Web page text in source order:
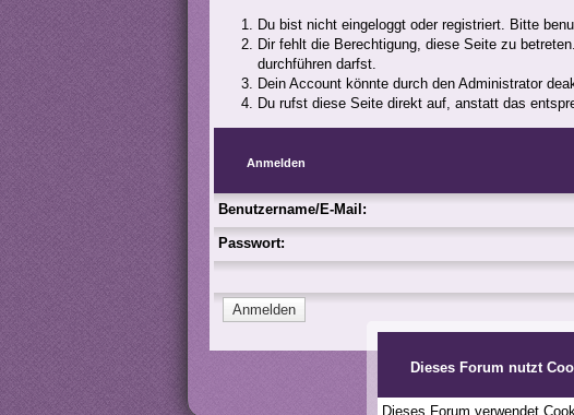
Dieses Forum nutzt
Dieses Forum verwendet
Du bist nicht eingeloggt oder registriert. Bitte
Dir fehlt die Berechtigung, diese Seite zu
durchführen darfst.
Dein Account könnte durch den Administrator
Du rufst diese Seite direkt auf, anstatt das
Anmelden
Benutzername/E-Mail:
Passwort: